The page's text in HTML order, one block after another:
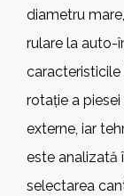
diametru
rulare la auto-
rotație a
externe, iar
este analizată
selectarea